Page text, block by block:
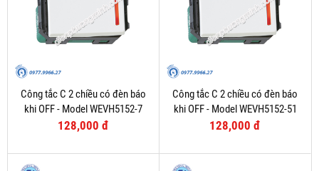
Công tắc C 2 chiều có đèn báo
khi OFF - Model WEVH5152-7
128,000 đ
Công tắc C 2 chiều có đèn báo
khi OFF - Model WEVH5152-51
128,000 đ